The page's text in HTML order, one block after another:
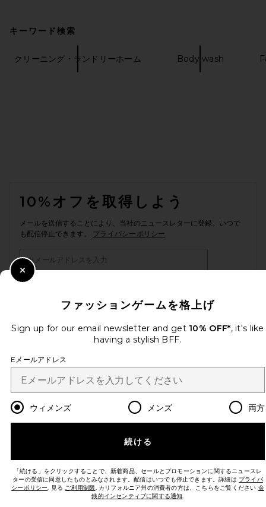
キーワード検索
クリーニング・ランドリーホーム Body wash
10%オフを取得しよう
メールを送信することにより、当社のニュースレターに登録。いつで
も配信停止できます。 プライバシーポリシー
Change Country Regions
ja USD
改善にご協力ください！
本日のお買い物に関する簡単なアンケートを実施しております Let's Go!
© EMINENT, INC. (A REVOLVE GROUP COMPANY). ALL RIGHTS RESERVED
ファッションゲームを格上げ
Sign up for our email newsletter and get 10% OFF*, it's like
having a stylish BFF.
Eメールアドレス
ウィメンズ メンズ 両方
続ける
「続ける」をクリックすることで、新着商品、セールとプロモーションに関するニュースレ
ターの受信に同意したものとみなされます。配信はいつでも停止できます。詳細は プライバ
シーポリシー. 見る ご利用制限. カリフォルニア州の消費者の方は、こちらをご覧ください 金
銭的インセンティブに関する通知.
Close Modal